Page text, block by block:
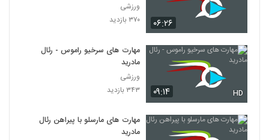
۰۶:۲۶
ورزشی
۳۷۰ بازدید
۰۹:۱۴ HD
مهارت های سرخیو راموس - رئال
مادرید
ورزشی
۳۴۳ بازدید
مهارت های مارسلو با پیراهن رئال
مادرید